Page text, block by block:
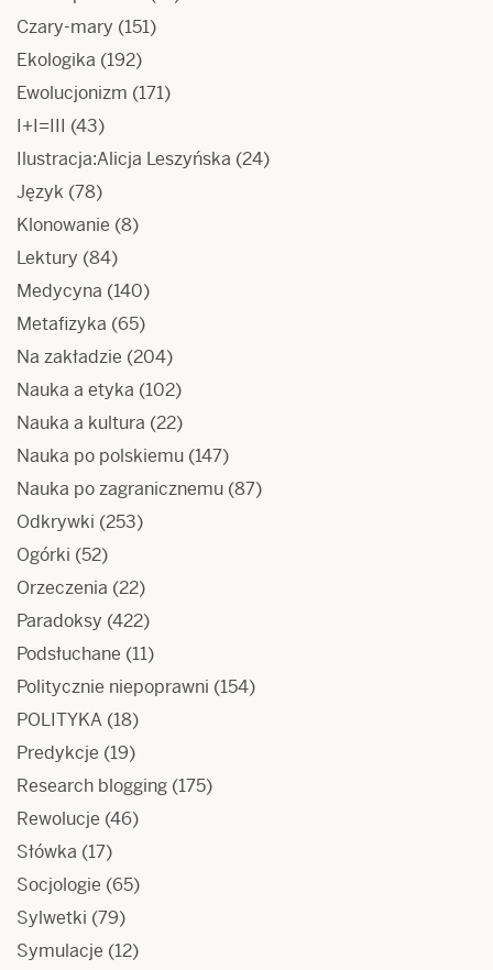
Czary-mary (151)
Ekologika (192)
Ewolucjonizm (171)
I+I=III (43)
Ilustracja:Alicja Leszyńska (24)
Język (78)
Klonowanie (8)
Lektury (84)
Medycyna (140)
Metafizyka (65)
Na zakładzie (204)
Nauka a etyka (102)
Nauka a kultura (22)
Nauka po polskiemu (147)
Nauka po zagranicznemu (87)
Odkrywki (253)
Ogórki (52)
Orzeczenia (22)
Paradoksy (422)
Podsłuchane (11)
Politycznie niepoprawni (154)
POLITYKA (18)
Predykcje (19)
Research blogging (175)
Rewolucje (46)
Słówka (17)
Socjologie (65)
Sylwetki (79)
Symulacje (12)